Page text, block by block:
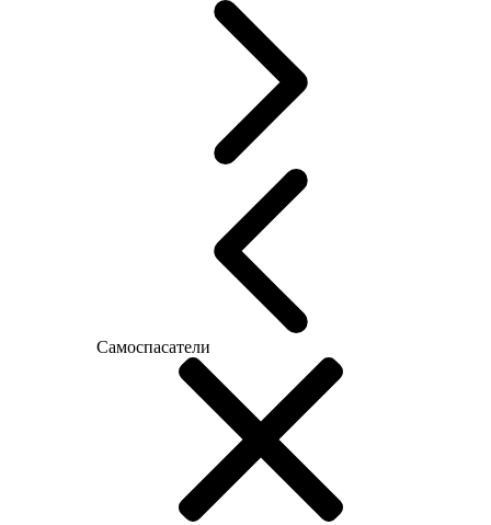
Самоспасатели